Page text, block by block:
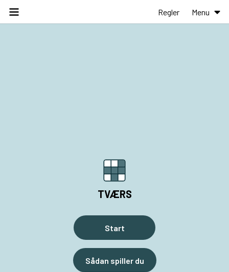
Regler Menu
TVÆRS
Start
Sådan spiller du